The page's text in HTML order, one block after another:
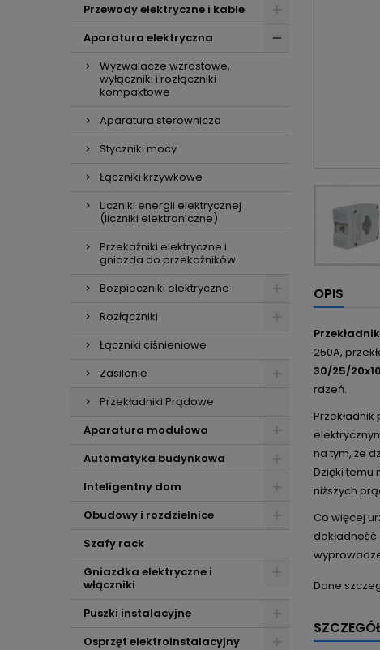
Przewody elektryczne i kable
Aparatura elektryczna
Wyzwalacze wzrostowe,
wyłączniki i rozłączniki
kompaktowe
Aparatura sterownicza
Styczniki mocy
Łączniki krzywkowe
Liczniki energii elektrycznej
(liczniki elektroniczne)
Przekaźniki elektryczne i
gniazda do przekaźników
Bezpieczniki elektryczne
Rozłączniki
Łączniki ciśnieniowe
Zasilanie
Przekładniki Prądowe
Aparatura modułowa
Automatyka budynkowa
Inteligentny dom
Obudowy i rozdzielnice
Szafy rack
Gniazdka elektryczne i
włączniki
Puszki instalacyjne
Osprzęt elektroinstalacyjny
OPIS
250A,
30/25/
rdzeń.
na tym, że
Dzięki temu
niższych
Co więcej
Dane